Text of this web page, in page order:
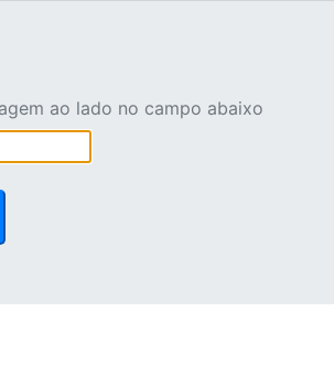
ao lado no campo abaixo